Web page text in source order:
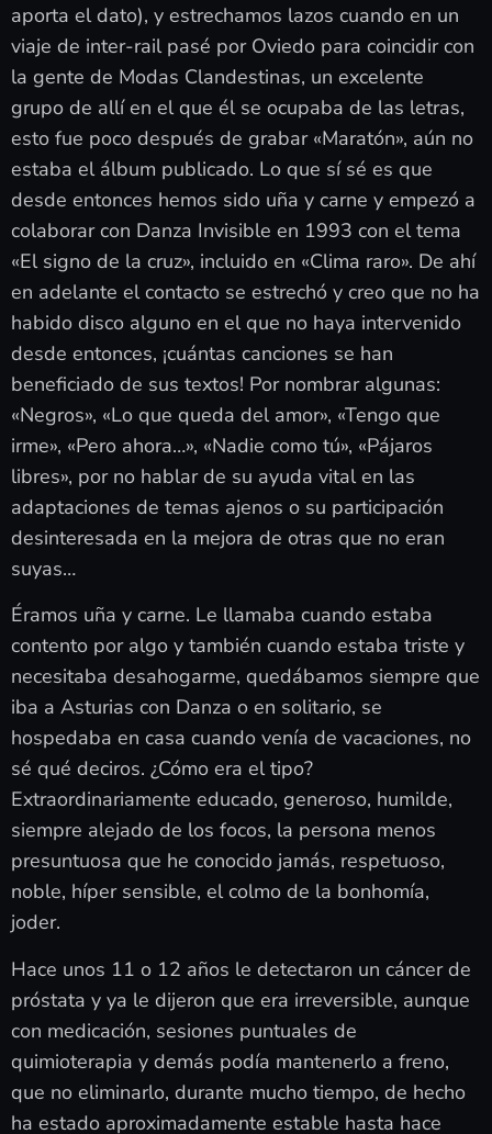
aporta el dato), y estrechamos lazos cuando en un
viaje de inter-rail pasé por Oviedo para coincidir con
la gente de Modas Clandestinas, un excelente
grupo de allí en el que él se ocupaba de las letras,
esto fue poco después de grabar «Maratón», aún no
estaba el álbum publicado. Lo que sí sé es que
desde entonces hemos sido uña y carne y empezó a
colaborar con Danza Invisible en 1993 con el tema
«El signo de la cruz», incluido en «Clima raro». De ahí
en adelante el contacto se estrechó y creo que no ha
habido disco alguno en el que no haya intervenido
desde entonces, ¡cuántas canciones se han
beneficiado de sus textos! Por nombrar algunas:
«Negros», «Lo que queda del amor», «Tengo que
irme», «Pero ahora…», «Nadie como tú», «Pájaros
libres», por no hablar de su ayuda vital en las
adaptaciones de temas ajenos o su participación
desinteresada en la mejora de otras que no eran
suyas…
Éramos uña y carne. Le llamaba cuando estaba
contento por algo y también cuando estaba triste y
necesitaba desahogarme, quedábamos siempre que
iba a Asturias con Danza o en solitario, se
hospedaba en casa cuando venía de vacaciones, no
sé qué deciros. ¿Cómo era el tipo?
Extraordinariamente educado, generoso, humilde,
siempre alejado de los focos, la persona menos
presuntuosa que he conocido jamás, respetuoso,
noble, híper sensible, el colmo de la bonhomía,
joder.
Hace unos 11 o 12 años le detectaron un cáncer de
próstata y ya le dijeron que era irreversible, aunque
con medicación, sesiones puntuales de
quimioterapia y demás podía mantenerlo a freno,
que no eliminarlo, durante mucho tiempo, de hecho
ha estado aproximadamente estable hasta hace